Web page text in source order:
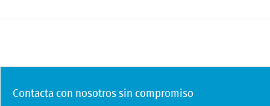
Contacta con nosotros sin compromiso